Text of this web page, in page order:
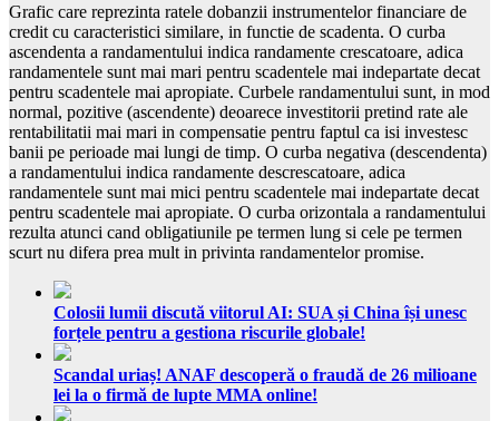
Grafic care reprezinta ratele dobanzii instrumentelor financiare de
credit cu caracteristici similare, in functie de scadenta. O curba
ascendenta a randamentului indica randamente crescatoare, adica
randamentele sunt mai mari pentru scadentele mai indepartate decat
pentru scadentele mai apropiate. Curbele randamentului sunt, in mod
normal, pozitive (ascendente) deoarece investitorii pretind rate ale
rentabilitatii mai mari in compensatie pentru faptul ca isi investesc
banii pe perioade mai lungi de timp. O curba negativa (descendenta)
a randamentului indica randamente descrescatoare, adica
randamentele sunt mai mici pentru scadentele mai indepartate decat
pentru scadentele mai apropiate. O curba orizontala a randamentului
rezulta atunci cand obligatiunile pe termen lung si cele pe termen
scurt nu difera prea mult in privinta randamentelor promise.
Colosii lumii discută viitorul AI: SUA și China își unesc
forțele pentru a gestiona riscurile globale!
Scandal uriaș! ANAF descoperă o fraudă de 26 milioane
lei la o firmă de lupte MMA online!